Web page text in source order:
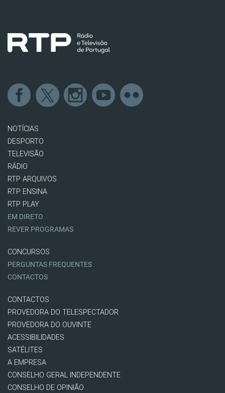
NOTÍCIAS
DESPORTO
TELEVISÃO
RÁDIO
RTP ARQUIVOS
RTP ENSINA
RTP PLAY
EM DIRETO
REVER PROGRAMAS
CONCURSOS
PERGUNTAS FREQUENTES
CONTACTOS
CONTACTOS
PROVEDORA DO TELESPECTADOR
PROVEDORA DO OUVINTE
ACESSIBILIDADES
SATÉLITES
A EMPRESA
CONSELHO GERAL INDEPENDENTE
CONSELHO DE OPINIÃO